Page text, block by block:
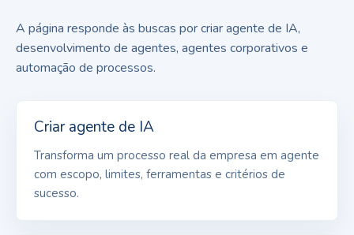
A página responde às buscas por criar agente de IA,
desenvolvimento de agentes, agentes corporativos e
automação de processos.
Criar agente de IA
Transforma um processo real da empresa em agente
com escopo, limites, ferramentas e critérios de
sucesso.